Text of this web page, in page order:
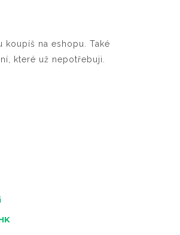
koupíš na eshopu. Také
které už nepotřebuji.